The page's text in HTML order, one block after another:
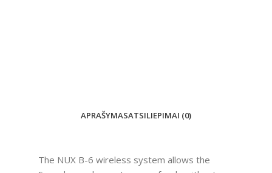
APRAŠYMASATSILIEPIMAI (0)
The NUX B-6 wireless system allows the